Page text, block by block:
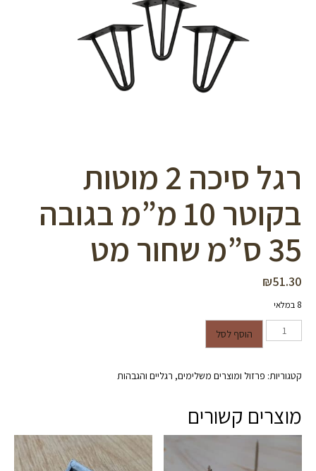
לאפס
את
האפשרויות
cached
רגל סיכה 2 מוטות
בקוטר 10 מ”מ בגובה
35 ס”מ שחור מט
₪51.30
8 במלאי
כמות של רגל סיכה 2 מוטות בקוטרהוסף לסל
קטגוריות: פרזול ומוצרים משלימים, רגליים והגבהות
מוצרים קשורים